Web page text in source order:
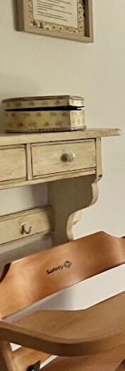
traduit un bon
actuelles.
m2 offre un véritable
s'intègre dans ce
sur la
de détente
profiter pleinement
moments de
présence d'un
au quotidien. Une
optimale des
sur trois
généreux volumes
à des acquéreurs
confortable et
type